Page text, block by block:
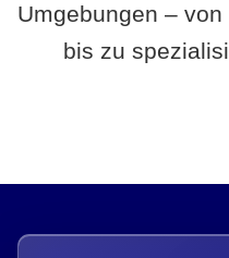
Umgebungen –
bis zu